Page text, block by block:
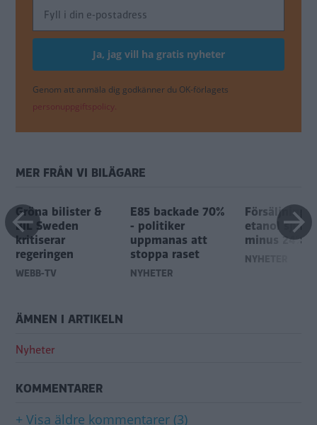
Genom att anmäla dig godkänner du OK-förlagets
personuppgiftspolicy.
MER FRÅN VI BILÄGARE
Gröna bilister &
BIL Sweden
kritiserar
regeringen
WEBB-TV
E85 backade 70%
- politiker
uppmanas att
stoppa raset
NYHETER
Försäljning
etanol
minus 24%
NYHETER
ÄMNEN I ARTIKELN
Nyheter
KOMMENTARER
+ Visa äldre kommentarer (3)